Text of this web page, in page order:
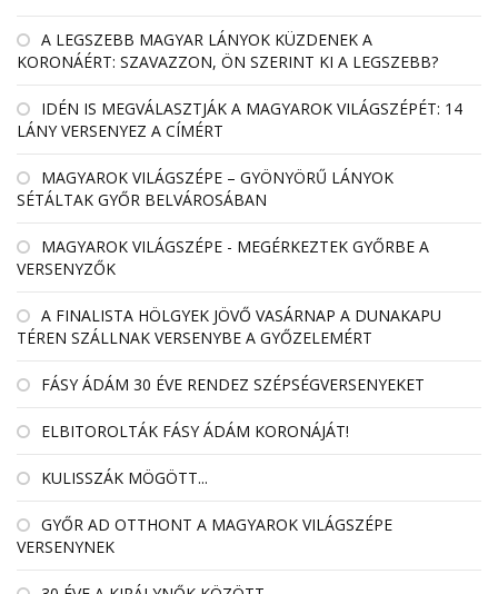
A LEGSZEBB MAGYAR LÁNYOK KÜZDENEK A
KORONÁÉRT: SZAVAZZON, ÖN SZERINT KI A LEGSZEBB?
IDÉN IS MEGVÁLASZTJÁK A MAGYAROK VILÁGSZÉPÉT: 14
LÁNY VERSENYEZ A CÍMÉRT
MAGYAROK VILÁGSZÉPE – GYÖNYÖRŰ LÁNYOK
SÉTÁLTAK GYŐR BELVÁROSÁBAN
MAGYAROK VILÁGSZÉPE - MEGÉRKEZTEK GYŐRBE A
VERSENYZŐK
A FINALISTA HÖLGYEK JÖVŐ VASÁRNAP A DUNAKAPU
TÉREN SZÁLLNAK VERSENYBE A GYŐZELEMÉRT
FÁSY ÁDÁM 30 ÉVE RENDEZ SZÉPSÉGVERSENYEKET
ELBITOROLTÁK FÁSY ÁDÁM KORONÁJÁT!
KULISSZÁK MÖGÖTT...
GYŐR AD OTTHONT A MAGYAROK VILÁGSZÉPE
VERSENYNEK